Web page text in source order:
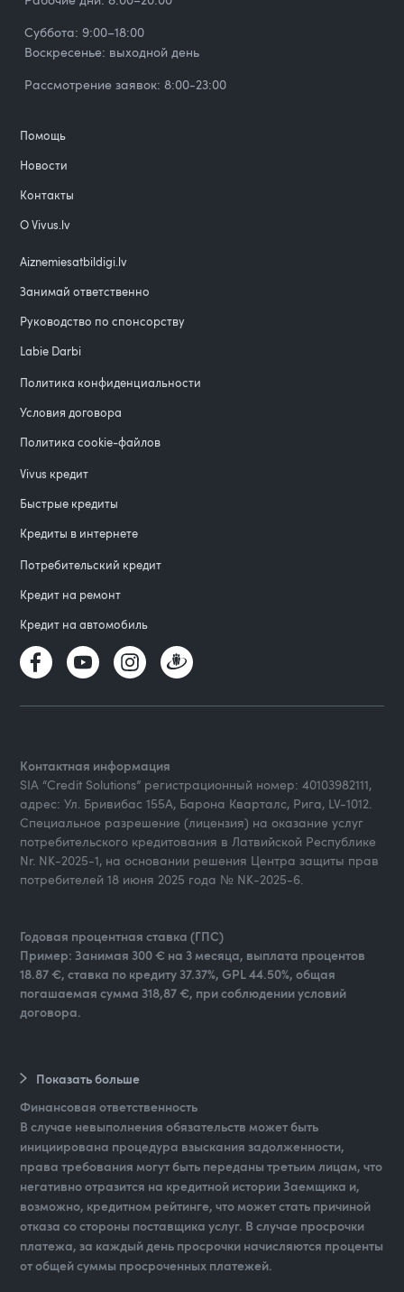
Суббота: 9:00–18:00
Воскресенье: выходной день
Рассмотрение заявок: 8:00-23:00
Помощь
Новости
Контакты
О Vivus.lv
Aiznemiesatbildigi.lv
Занимай ответственно
Руководство по спонсорству
Labie Darbi
Политика конфиденциальности
Условия договора
Политика cookie-файлов
Vivus кредит
Быстрые кредиты
Кредиты в интернете
Потребительский кредит
Кредит на ремонт
Кредит на автомобиль
Контактная информация
SIA “Credit Solutions” регистрационный номер: 40103982111,
адрес: Ул. Бривибас 155А, Барона Кварталс, Рига, LV-1012.
Специальное разрешение (лицензия) на оказание услуг
потребительского кредитования в Латвийской Республике
Nr. NK-2025-1, на основании решения Центра защиты прав
потребителей 18 июня 2025 года № NK-2025-6.
Годовая процентная ставка (ГПС)
Пример: Занимая 300 € на 3 месяца, выплата процентов
18.87 €, ставка по кредиту 37.37%, GPL 44.50%, общая
погашаемая сумма 318,87 €, при соблюдении условий
договора.
Показать больше
Финансовая ответственность
В случае невыполнения обязательств может быть
инициирована процедура взыскания задолженности,
права требования могут быть переданы третьим лицам, что
негативно отразится на кредитной истории Заемщика и,
возможно, кредитном рейтинге, что может стать причиной
отказа со стороны поставщика услуг. В случае просрочки
платежа, за каждый день просрочки начисляются проценты
от общей суммы просроченных платежей.